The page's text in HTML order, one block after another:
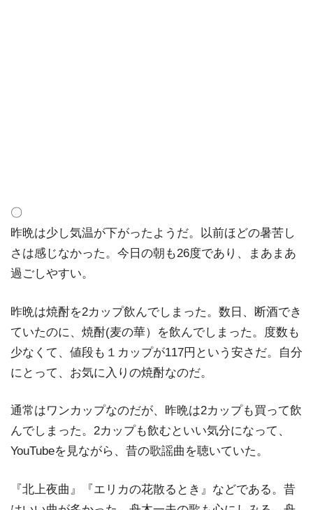
〇
昨晩は少し気温が下がったようだ。以前ほどの暑苦し
さは感じなかった。今日の朝も26度であり、まあまあ
過ごしやすい。
昨晩は焼酎を2カップ飲んでしまった。数日、断酒でき
ていたのに、焼酎(麦の華）を飲んでしまった。度数も
少なくて、値段も１カップが117円という安さだ。自分
にとって、お気に入りの焼酎なのだ。
通常はワンカップなのだが、昨晩は2カップも買って飲
んでしまった。2カップも飲むといい気分になって、
YouTubeを見ながら、昔の歌謡曲を聴いていた。
『北上夜曲』『エリカの花散るとき』などである。昔